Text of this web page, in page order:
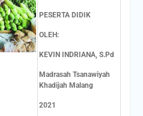
PESERTA DIDIK
OLEH:
KEVIN INDRIANA, S.Pd
Madrasah Tsanawiyah
Khadijah Malang
2021